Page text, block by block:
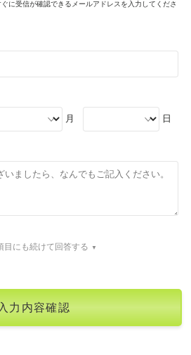
に受信が確認できるメールアドレスを入力してくださ
月 日
目にも続けて回答する